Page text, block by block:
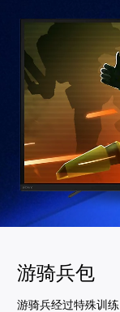
游骑兵包
游骑兵经过特殊训